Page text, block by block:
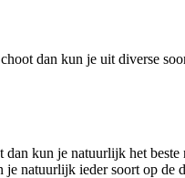
dan kun je uit diverse
kun je natuurlijk het
je natuurlijk ieder soort op de